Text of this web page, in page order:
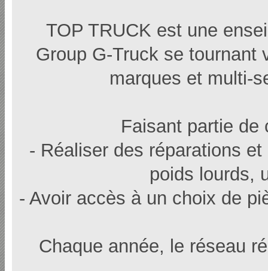
TOP TRUCK est une
Group G-Truck se tournant
marques et multi-
Faisant partie de
- Réaliser des réparations
poids lourds,
- Avoir accès à un choix de
Chaque année, le réseau